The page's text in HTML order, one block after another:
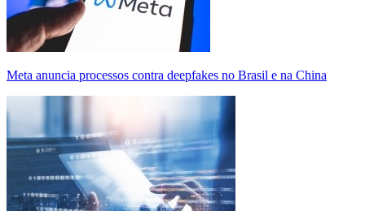
Meta anuncia processos contra deepfakes no Brasil e na China